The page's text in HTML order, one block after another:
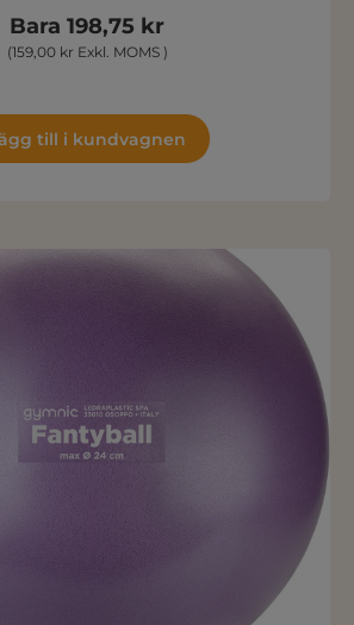
Bara 198,75 kr
(159,00 kr Exkl. MOMS )
till i kundvagnen